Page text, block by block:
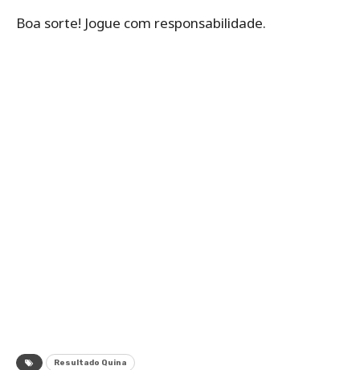
Boa sorte! Jogue com responsabilidade.
Resultado Quina